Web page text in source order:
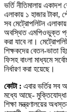
ভর্তি নীতিমালায়
এলাকায় ১ হাজার টাকা,
সব মেট্রোপলিটন
অবস্থিত এমপিওভুক্ত
করা যাবে না।
শিক্ষকদের বেতন-ভাতা
ফিসহ বাংলা মাধ্যমে
নির্ধারণ করা হয়েছে।
কোটা : এবার ভর্তির সব
মধ্যে আছে-
শিক্ষা মন্ত্রণালয়ের